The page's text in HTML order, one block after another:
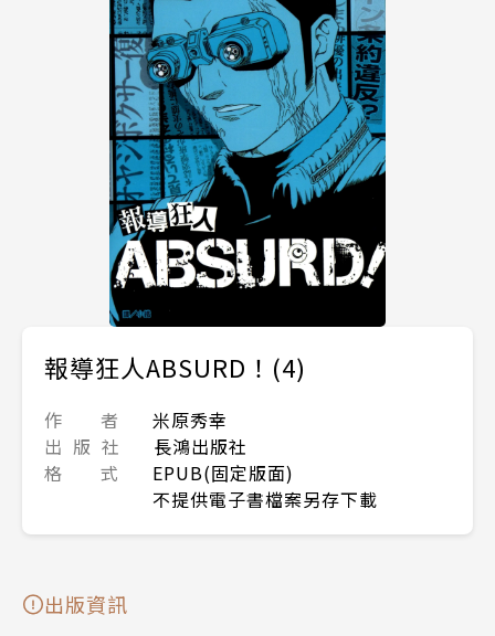
報導狂人ABSURD！(4)
作 者
米原秀幸
出 版 社
長鴻出版社
格 式
EPUB(固定版面)
不提供電子書檔案另存下載
出版資訊